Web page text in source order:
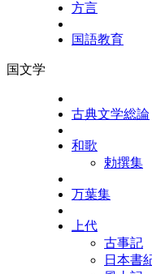
方言
国語教育
国文学
古典文学総論
和歌
勅撰集
万葉集
上代
古事記
日本書